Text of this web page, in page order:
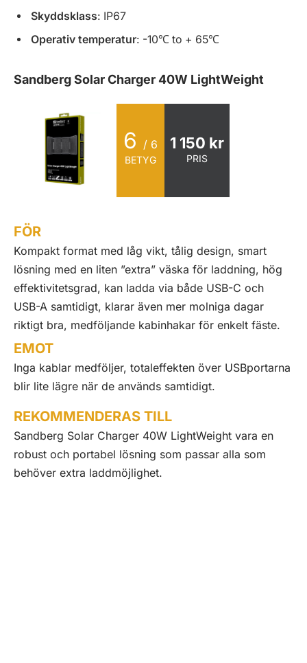
Skyddsklass: IP67
Operativ temperatur: -10℃ to + 65℃
Sandberg Solar Charger 40W LightWeight
6 / 6
BETYG
1 150 kr
PRIS
FÖR
Kompakt format med låg vikt, tålig design, smart
lösning med en liten ”extra” väska för laddning, hög
effektivitetsgrad, kan ladda via både USB-C och
USB-A samtidigt, klarar även mer molniga dagar
riktigt bra, medföljande kabinhakar för enkelt fäste.
EMOT
Inga kablar medföljer, totaleffekten över USBportarna
blir lite lägre när de används samtidigt.
REKOMMENDERAS TILL
Sandberg Solar Charger 40W LightWeight vara en
robust och portabel lösning som passar alla som
behöver extra laddmöjlighet.